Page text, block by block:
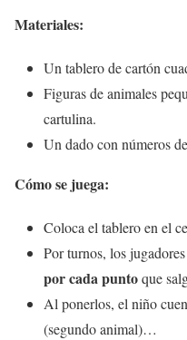
Materiales:
Un tablero de cartón
Figuras de animales
cartulina.
Un dado con números
Cómo se juega:
Coloca el tablero en el
Por turnos, los
por cada puntoque
Al ponerlos, el niño
(segundo animal)…